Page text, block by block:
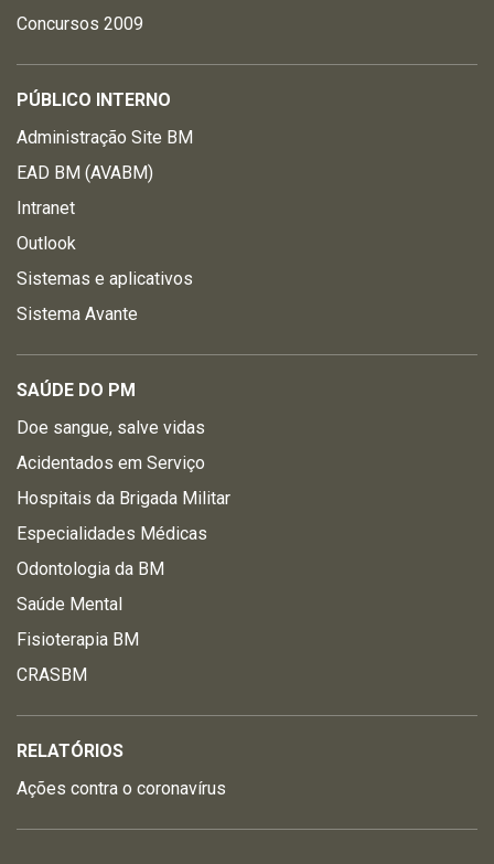
Concursos 2009
PÚBLICO INTERNO
Administração Site BM
EAD BM (AVABM)
Intranet
Outlook
Sistemas e aplicativos
Sistema Avante
SAÚDE DO PM
Doe sangue, salve vidas
Acidentados em Serviço
Hospitais da Brigada Militar
Especialidades Médicas
Odontologia da BM
Saúde Mental
Fisioterapia BM
CRASBM
RELATÓRIOS
Ações contra o coronavírus